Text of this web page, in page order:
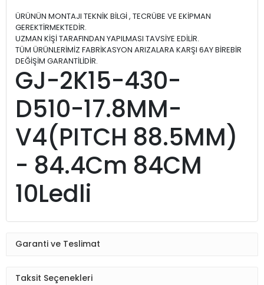
ÜRÜNÜN MONTAJI TEKNİK BİLGİ , TECRÜBE VE EKİPMAN
GEREKTİRMEKTEDİR.
UZMAN KİŞİ TARAFINDAN YAPILMASI TAVSİYE EDİLİR.
TÜM ÜRÜNLERİMİZ FABRİKASYON ARIZALARA KARŞI 6AY BİREBİR
DEĞİŞİM GARANTİLİDİR.
GJ-2K15-430-
D510-17.8MM-
V4(PITCH 88.5MM)
- 84.4Cm 84CM
10Ledli
Garanti ve Teslimat
Taksit Seçenekleri